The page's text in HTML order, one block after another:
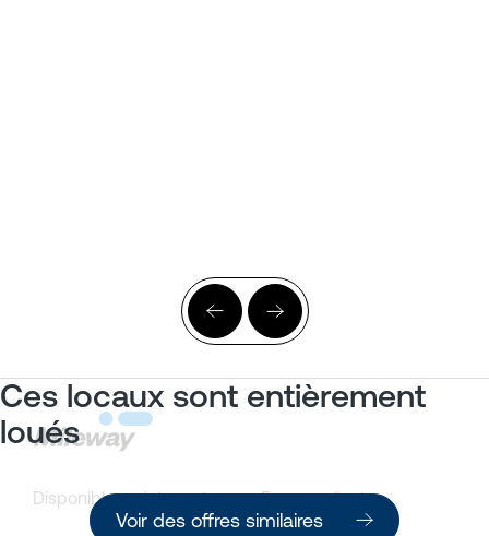
Ces locaux sont entièrement
loués
Voir des offres similaires
Disponible maintenant Espace client